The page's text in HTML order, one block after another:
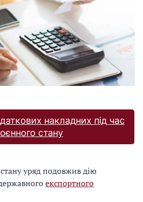
накладних під час
стану
уряд подовжив дію
експортного